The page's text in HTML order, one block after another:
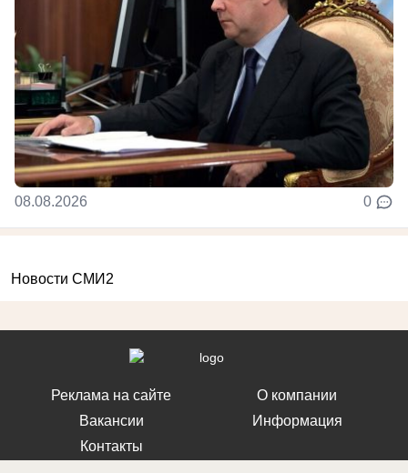
08.08.2026 0
Новости СМИ2
Реклама на сайте
Вакансии
Контакты
О компании
Информация